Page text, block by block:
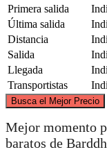
Primera salida
Última salida
Distancia
Salida
Llegada
Transportistas
Busca el Mejor Precio
Mejor momento
baratos de